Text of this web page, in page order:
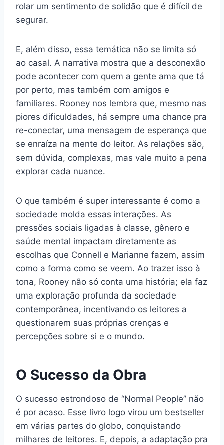
rolar um sentimento de solidão que é difícil de
segurar.
E, além disso, essa temática não se limita só
ao casal. A narrativa mostra que a desconexão
pode acontecer com quem a gente ama que tá
por perto, mas também com amigos e
familiares. Rooney nos lembra que, mesmo nas
piores dificuldades, há sempre uma chance pra
re-conectar, uma mensagem de esperança que
se enraíza na mente do leitor. As relações são,
sem dúvida, complexas, mas vale muito a pena
explorar cada nuance.
O que também é super interessante é como a
sociedade molda essas interações. As
pressões sociais ligadas à classe, gênero e
saúde mental impactam diretamente as
escolhas que Connell e Marianne fazem, assim
como a forma como se veem. Ao trazer isso à
tona, Rooney não só conta uma história; ela faz
uma exploração profunda da sociedade
contemporânea, incentivando os leitores a
questionarem suas próprias crenças e
percepções sobre si e o mundo.
O Sucesso da Obra
O sucesso estrondoso de “Normal People” não
é por acaso. Esse livro logo virou um bestseller
em várias partes do globo, conquistando
milhares de leitores. E, depois, a adaptação pra